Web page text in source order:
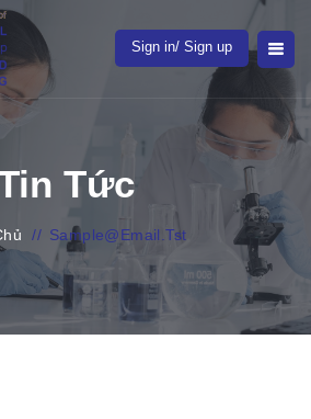
Sign in/ Sign up
Tức
// Sample@email.tst